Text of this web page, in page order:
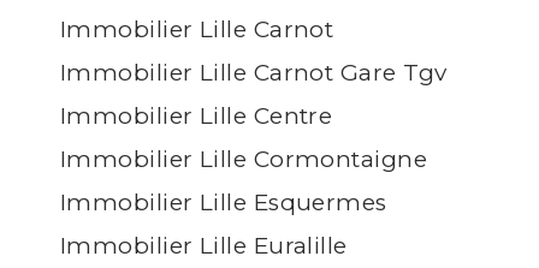
Immobilier Lille Carnot
Immobilier Lille Carnot Gare Tgv
Immobilier Lille Centre
Immobilier Lille Cormontaigne
Immobilier Lille Esquermes
Immobilier Lille Euralille